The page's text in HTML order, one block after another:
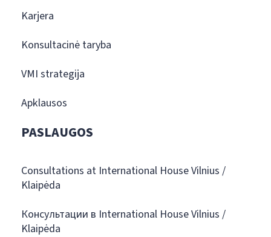
Karjera
Konsultacinė taryba
VMI strategija
Apklausos
PASLAUGOS
Consultations at International House Vilnius /
Klaipėda
Консультации в International House Vilnius /
Klaipėda